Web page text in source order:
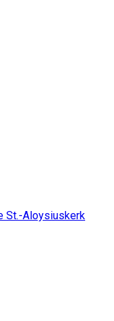
St.-Aloysiuskerk